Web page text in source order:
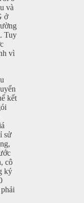
và
ở
Tuy
vì
kết
sử
cô
ký